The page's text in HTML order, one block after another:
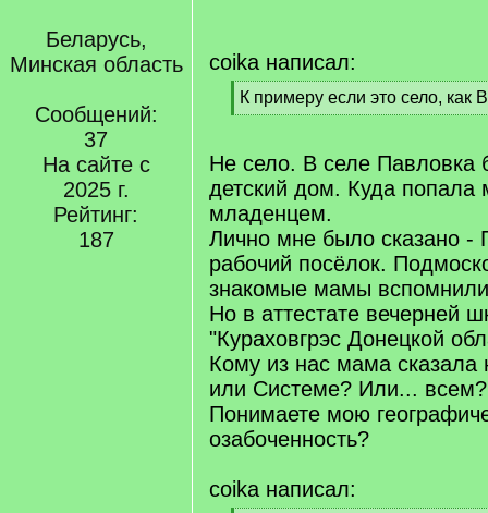
Беларусь,
Минская область
Сообщений:
37
На сайте с
2025 г.
Рейтинг:
187
coika написал:
[
q
К примеру если это село,
[
q
Не село. В селе
детский дом. Куда попала
младенцем.
Лично мне было сказано -
рабочий посёлок.
знакомые мамы
Но в аттестате вечерней
"Кураховгрэс Донецкой
Кому из нас мама сказала
или Системе? Или...
Понимаете мою
озабоченность?
coika написал: